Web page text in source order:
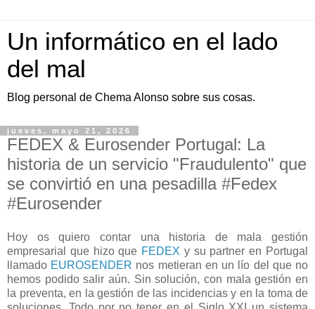
Un informático en el lado
del mal
Blog personal de Chema Alonso sobre sus cosas.
jueves, mayo 21, 2026
FEDEX & Eurosender Portugal: La
historia de un servicio "Fraudulento" que
se convirtió en una pesadilla #Fedex
#Eurosender
Hoy os quiero contar una historia de mala gestión
empresarial que hizo que FEDEX y su partner en Portugal
llamado EUROSENDER nos metieran en un lío del que no
hemos podido salir aún. Sin solución, con mala gestión en
la preventa, en la gestión de las incidencias y en la toma de